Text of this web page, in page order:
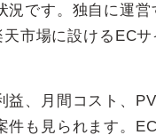
況です。独自に運
市場に設けるEC
、月間コスト、
も見られます。